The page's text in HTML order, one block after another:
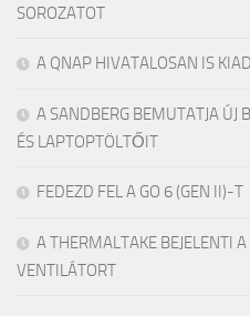
SOROZATOT
A QNAP HIVATALOSAN IS
A SANDBERG BEMUTATJA ÚJ
ÉS LAPTOPTÖLTŐIT
FEDEZD FEL A GO 6 (GEN II)-T
A THERMALTAKE BEJELENTI
VENTILÁTORT